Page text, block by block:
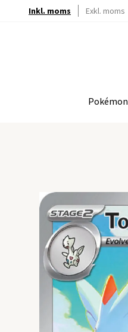
Inkl. moms Exkl. moms
Pokémon